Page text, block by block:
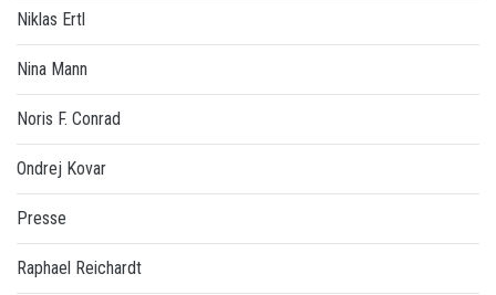
Niklas Ertl
Nina Mann
Noris F. Conrad
Ondrej Kovar
Presse
Raphael Reichardt